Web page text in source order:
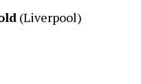
(Liverpool)